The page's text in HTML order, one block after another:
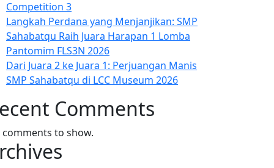
Competition 3
Langkah Perdana yang Menjanjikan: SMP
Sahabatqu Raih Juara Harapan 1 Lomba
Pantomim FLS3N 2026
Dari Juara 2 ke Juara 1: Perjuangan Manis
SMP Sahabatqu di LCC Museum 2026
Comments
comments to show.